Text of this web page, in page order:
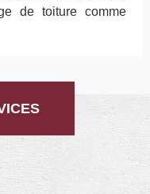
de toiture comme